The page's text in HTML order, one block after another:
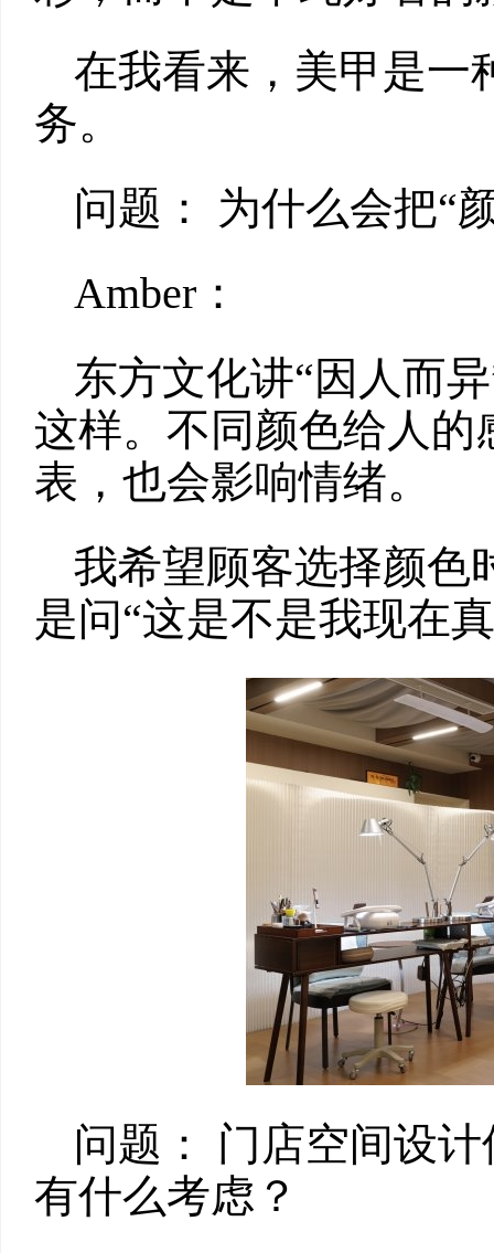
在我看来，美甲是一
务。
问题： 为什么会把“
Amber：
东方文化讲“因人而
这样。不同颜色给人
表，也会影响情绪。
我希望顾客选择颜色
是问“这是不是我现在
问题： 门店空间设
有什么考虑？